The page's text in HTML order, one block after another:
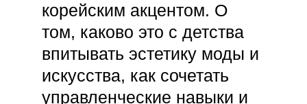
корейским акцентом. О
том, каково это с детства
впитывать эстетику моды и
искусства, как сочетать
управленческие навыки и